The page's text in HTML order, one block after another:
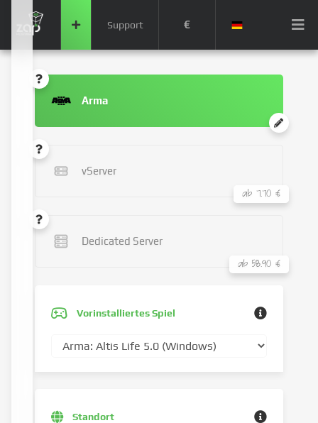
Support €
Arma
vServer
ab 7.70 €
Dedicated Server
ab 58.90 €
Vorinstalliertes Spiel
Standort